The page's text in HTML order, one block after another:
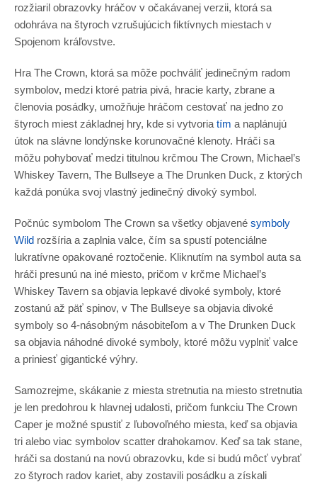
rozžiaril obrazovky hráčov v očakávanej verzii, ktorá sa
odohráva na štyroch vzrušujúcich fiktívnych miestach v
Spojenom kráľovstve.
Hra The Crown, ktorá sa môže pochváliť jedinečným radom
symbolov, medzi ktoré patria pivá, hracie karty, zbrane a
členovia posádky, umožňuje hráčom cestovať na jedno zo
štyroch miest základnej hry, kde si vytvoria tím a naplánujú
útok na slávne londýnske korunovačné klenoty. Hráči sa
môžu pohybovať medzi titulnou krčmou The Crown, Michael’s
Whiskey Tavern, The Bullseye a The Drunken Duck, z ktorých
každá ponúka svoj vlastný jedinečný divoký symbol.
Počnúc symbolom The Crown sa všetky objavené symboly
Wild rozšíria a zaplnia valce, čím sa spustí potenciálne
lukratívne opakované roztočenie. Kliknutím na symbol auta sa
hráči presunú na iné miesto, pričom v krčme Michael’s
Whiskey Tavern sa objavia lepkavé divoké symboly, ktoré
zostanú až päť spinov, v The Bullseye sa objavia divoké
symboly so 4-násobným násobiteľom a v The Drunken Duck
sa objavia náhodné divoké symboly, ktoré môžu vyplniť valce
a priniesť gigantické výhry.
Samozrejme, skákanie z miesta stretnutia na miesto stretnutia
je len predohrou k hlavnej udalosti, pričom funkciu The Crown
Caper je možné spustiť z ľubovoľného miesta, keď sa objavia
tri alebo viac symbolov scatter drahokamov. Keď sa tak stane,
hráči sa dostanú na novú obrazovku, kde si budú môcť vybrať
zo štyroch radov kariet, aby zostavili posádku a získali